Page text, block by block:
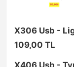
X306 Usb -
109,00 TL
X406 Usb -